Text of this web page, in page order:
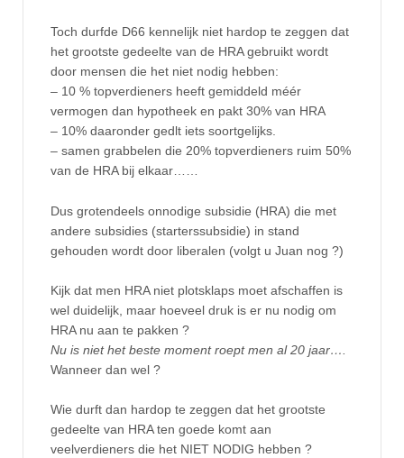
Toch durfde D66 kennelijk niet hardop te zeggen dat
het grootste gedeelte van de HRA gebruikt wordt
door mensen die het niet nodig hebben:
– 10 % topverdieners heeft gemiddeld méér
vermogen dan hypotheek en pakt 30% van HRA
– 10% daaronder gedlt iets soortgelijks.
– samen grabbelen die 20% topverdieners ruim 50%
van de HRA bij elkaar……
Dus grotendeels onnodige subsidie (HRA) die met
andere subsidies (starterssubsidie) in stand
gehouden wordt door liberalen (volgt u Juan nog ?)
Kijk dat men HRA niet plotsklaps moet afschaffen is
wel duidelijk, maar hoeveel druk is er nu nodig om
HRA nu aan te pakken ?
Nu is niet het beste moment roept men al 20 jaar….
Wanneer dan wel ?
Wie durft dan hardop te zeggen dat het grootste
gedeelte van HRA ten goede komt aan
veelverdieners die het NIET NODIG hebben ?